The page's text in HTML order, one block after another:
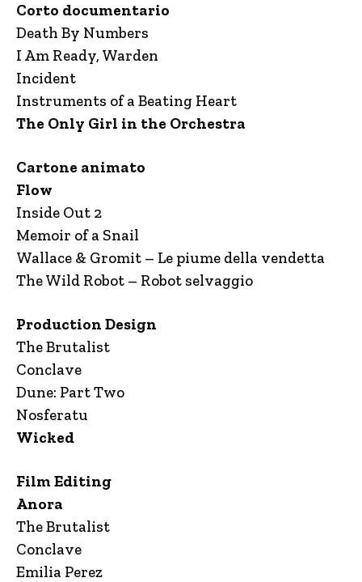
Corto documentario
Death By Numbers
I Am Ready, Warden
Incident
Instruments of a Beating Heart
The Only Girl in the Orchestra
Cartone animato
Flow
Inside Out 2
Memoir of a Snail
Wallace & Gromit – Le piume della vendetta
The Wild Robot – Robot selvaggio
Production Design
The Brutalist
Conclave
Dune: Part Two
Nosferatu
Wicked
Film Editing
Anora
The Brutalist
Conclave
Emilia Perez